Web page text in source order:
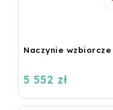
Naczynie wzbiorcze
5 552 zł